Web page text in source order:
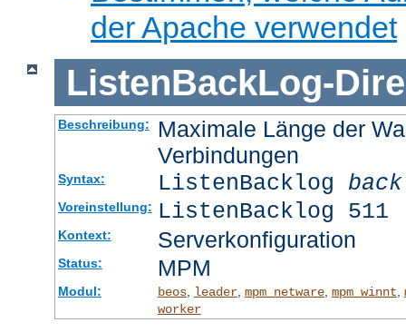
der Apache verwendet
ListenBackLog-
Beschreibung:
Maximale Länge der
Verbindungen
Syntax: ListenBacklog
Voreinstellung: ListenBacklog 511
Kontext: Serverkonfiguration
Status: MPM
Modul: beos, leader, mpm_netware, mpm_winnt,
worker